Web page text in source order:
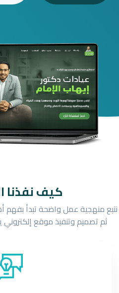
كيف نفذنا
نتبع منهجية عمل واضحة تبدأ بفهم
ثم تصميم وتنفيذ موقع